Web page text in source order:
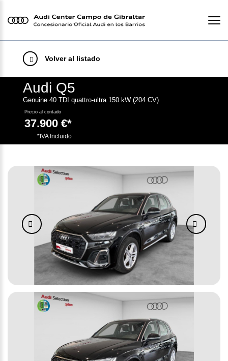
Volver al listado
Audi Q5
Genuine 40 TDI quattro-ultra 150 kW (204 CV)
Precio al contado
37.900 €*
*IVA Incluido